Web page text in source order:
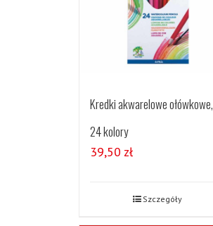
Kredki akwarelowe ołówkowe,
24 kolory
39,50 zł
Szczegóły